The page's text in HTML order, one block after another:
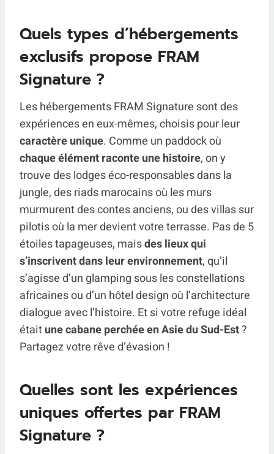
Quels types d’hébergements
exclusifs propose FRAM
Signature ?
Les hébergements FRAM Signature sont des
expériences en eux-mêmes, choisis pour leur
caractère unique. Comme un paddock où
chaque élément raconte une histoire, on y
trouve des lodges éco-responsables dans la
jungle, des riads marocains où les murs
murmurent des contes anciens, ou des villas sur
pilotis où la mer devient votre terrasse. Pas de 5
étoiles tapageuses, maisdes lieux qui
s’inscrivent dans leur environnement, qu’il
s’agisse d’un glamping sous les constellations
africaines ou d’un hôtel design où l’architecture
dialogue avec l’histoire. Et si votre refuge idéal
étaitune cabane perchée en Asie du Sud-Est?
Partagez votre rêve d’évasion !
Quelles sont les expériences
uniques offertes par FRAM
Signature ?